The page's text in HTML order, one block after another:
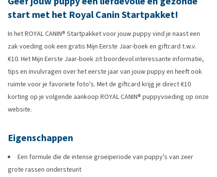
start met het Royal Canin Startpakket!
In het ROYAL CANIN® Startpakket voor jouw puppy vind je naast een
zak voeding ook een gratis Mijn Eerste Jaar-boek en giftcard t.w.v.
€10. Het Mijn Eerste Jaar-boek zit boordevol interessante informatie,
tips en invulvragen over het eerste jaar van jouw puppy en heeft ook
ruimte voor je favoriete foto's. Met de giftcard krijg je direct €10
korting op je volgende aankoop ROYAL CANIN® puppyvoeding op onze
website.
Eigenschappen
Een formule die de intense groeiperiode van puppy's van zeer
grote rassen ondersteunt